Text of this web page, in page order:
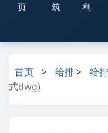
页
筑
利
首页 > 给排> 给
式dwg)